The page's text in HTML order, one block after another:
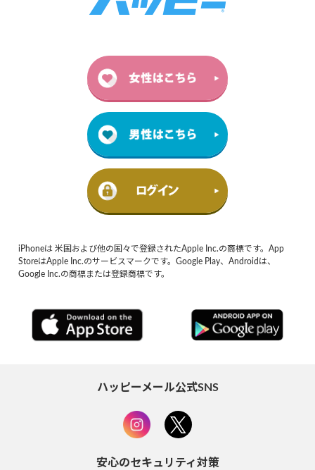
iPhoneは 米国および他の国々で登録されたApple Inc.の商標です。App
StoreはApple Inc.のサービスマークです。Google Play、Androidは、
Google Inc.の商標または登録商標です。
ハッピーメール公式SNS
安心のセキュリティ対策